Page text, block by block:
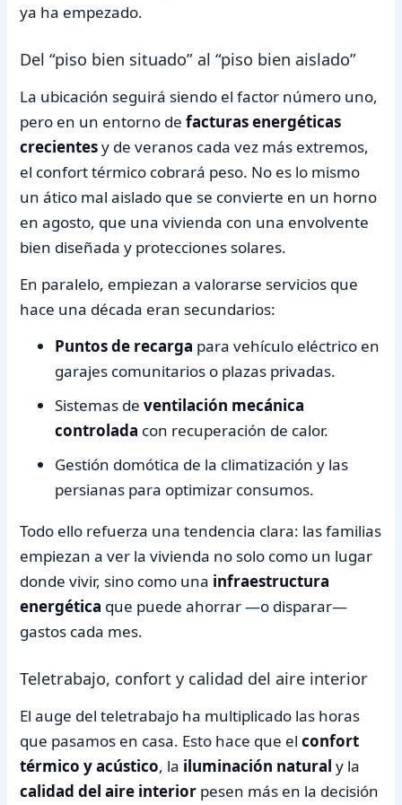
ya ha empezado.
Del “piso bien situado” al “piso bien aislado”
La ubicación seguirá siendo el factor número uno,
pero en un entorno defacturas energéticas
crecientesy de veranos cada vez más extremos,
el confort térmico cobrará peso. No es lo mismo
un ático mal aislado que se convierte en un horno
en agosto, que una vivienda con una envolvente
bien diseñada y protecciones solares.
En paralelo, empiezan a valorarse servicios que
hace una década eran secundarios:
Puntos de recarga para vehículo eléctrico en
garajes comunitarios o plazas privadas.
Sistemas deventilación mecánica
controlada con recuperación de calor.
Gestión domótica de la climatización y las
persianas para optimizar consumos.
Todo ello refuerza una tendencia clara: las familias
empiezan a ver la vivienda no solo como un lugar
donde vivir, sino como una infraestructura
energética que puede ahorrar —o disparar—
gastos cada mes.
Teletrabajo, confort y calidad del aire interior
El auge del teletrabajo ha multiplicado las horas
que pasamos en casa. Esto hace que elconfort
térmico y acústico, la iluminación natural y la
calidad del aire interior pesen más en la decisión